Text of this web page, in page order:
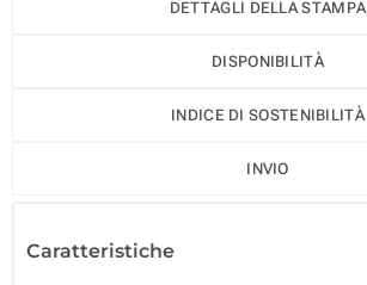
DETTAGLI DELLA STAMPA
DISPONIBILITÀ
INDICE DI SOSTENIBILITÀ
INVIO
Caratteristiche